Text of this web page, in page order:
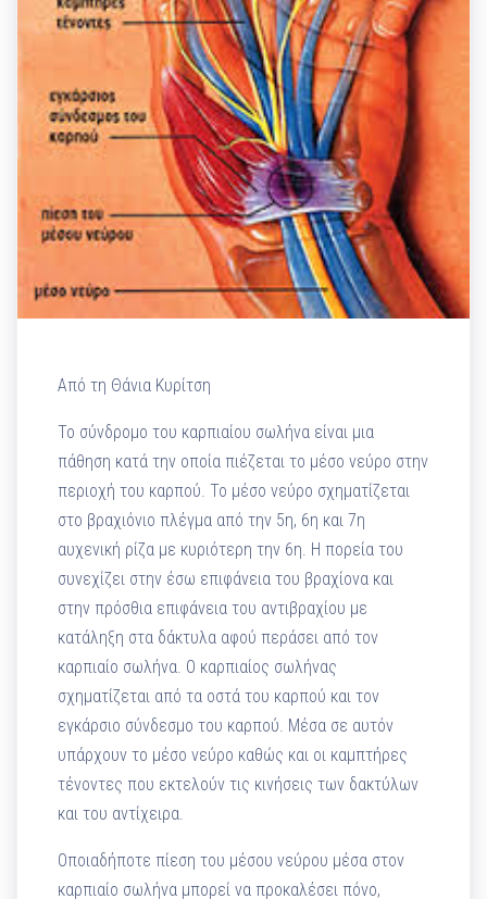
Από τη Θάνια Κυρίτση
Το σύνδρομο του καρπιαίου σωλήνα είναι μια
πάθηση κατά την οποία πιέζεται το μέσο νεύρο στην
περιοχή του καρπού. Το μέσο νεύρο σχηματίζεται
στο βραχιόνιο πλέγμα από την 5η, 6η και 7η
αυχενική ρίζα με κυριότερη την 6η. Η πορεία του
συνεχίζει στην έσω επιφάνεια του βραχίονα και
στην πρόσθια επιφάνεια του αντιβραχίου με
κατάληξη στα δάκτυλα αφού περάσει από τον
καρπιαίο σωλήνα. Ο καρπιαίος σωλήνας
σχηματίζεται από τα οστά του καρπού και τον
εγκάρσιο σύνδεσμο του καρπού. Μέσα σε αυτόν
υπάρχουν το μέσο νεύρο καθώς και οι καμπτήρες
τένοντες που εκτελούν τις κινήσεις των δακτύλων
και του αντίχειρα.
Οποιαδήποτε πίεση του μέσου νεύρου μέσα στον
καρπιαίο σωλήνα μπορεί να προκαλέσει πόνο,